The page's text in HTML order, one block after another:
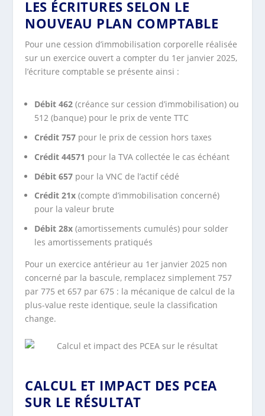
LES ÉCRITURES SELON LE
NOUVEAU PLAN COMPTABLE
Pour une cession d’immobilisation corporelle réalisée
sur un exercice ouvert a compter du 1er janvier 2025,
l’écriture comptable se présente ainsi :
Débit 462 (créance sur cession d’immobilisation) ou
512 (banque) pour le prix de vente TTC
Crédit 757 pour le prix de cession hors taxes
Crédit 44571 pour la TVA collectée le cas échéant
Débit 657 pour la VNC de l’actif cédé
Crédit 21x (compte d’immobilisation concerné)
pour la valeur brute
Débit 28x (amortissements cumulés) pour solder
les amortissements pratiqués
Pour un exercice antérieur au 1er janvier 2025 non
concerné par la bascule, remplacez simplement 757
par 775 et 657 par 675 : la mécanique de calcul de la
plus-value reste identique, seule la classification
change.
CALCUL ET IMPACT DES PCEA
SUR LE RÉSULTAT